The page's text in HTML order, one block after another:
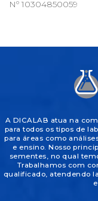
Nº 10304850059
A DICALAB atua na
para todos os tipos de
para áreas como
e ensino. Nosso
sementes, no qual
Trabalhamos com
qualificado, atendendo